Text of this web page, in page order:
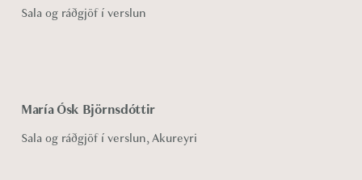
Sala og ráðgjöf í verslun
María Ósk Björnsdóttir
Sala og ráðgjöf í verslun, Akureyri